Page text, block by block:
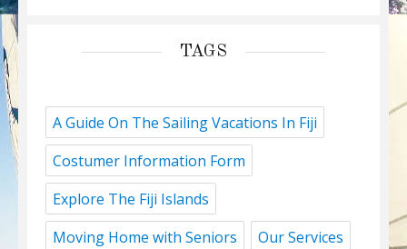
TAGS
A Guide On The Sailing Vacations In Fiji
Costumer Information Form
Explore The Fiji Islands
Moving Home with Seniors
Our Services